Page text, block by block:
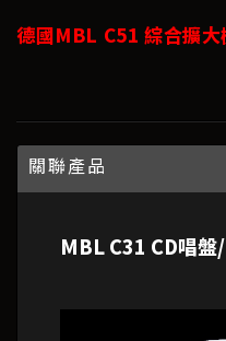
德國MBL C51 綜合擴
關聯產品
MBL C31 CD唱盤